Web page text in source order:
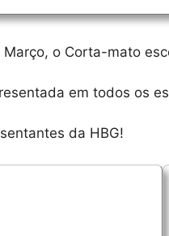
o Corta-mato
em todos os
da HBG!